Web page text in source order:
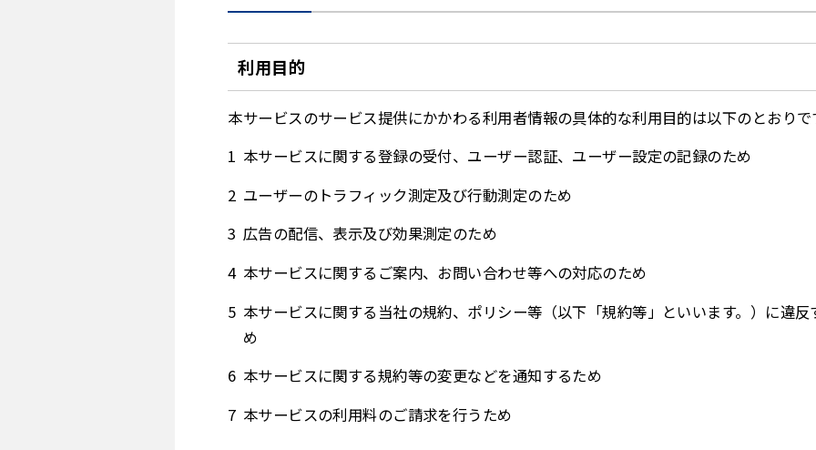
利用目的
本サービスのサービス提供にかかわる利用者情報の具体的な利用目的は以下のとおりで
本サービスに関する登録の受付、ユーザー認証、ユーザー設定の記録のため
ユーザーのトラフィック測定及び行動測定のため
広告の配信、表示及び効果測定のため
本サービスに関するご案内、お問い合わせ等への対応のため
本サービスに関する当社の規約、ポリシー等（以下「規約等」といいます。）に違
め
本サービスに関する規約等の変更などを通知するため
本サービスの利用料のご請求を行うため